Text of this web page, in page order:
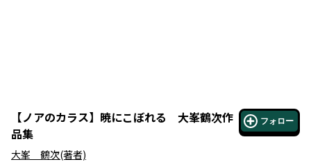
【ノアのカラス】 暁にこぼれる 大峯鶴次作
品集
フォロー
大峯 鶴次(著者)